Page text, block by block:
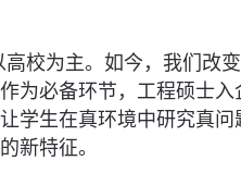
校为主。如今，我们改
为必备环节，工程硕士
学生在真环境中研究真
新特征。